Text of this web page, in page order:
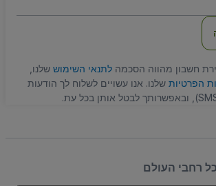
חשבון מהווה הסכמה לתנאי השימוש שלנו,
הפרטיות שלנו. אנו עשויים לשלוח לך הודעות
רחבי העולם